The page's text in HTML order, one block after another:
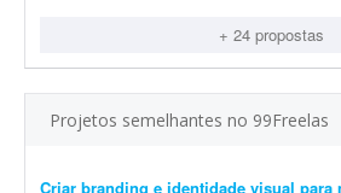
+ 24 propostas
Projetos semelhantes no 99Freelas